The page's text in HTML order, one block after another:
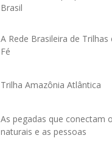
Brasil
A Rede Brasileira de
Fé
Trilha Amazônia Atlântica
As pegadas que conectam
naturais e as pessoas